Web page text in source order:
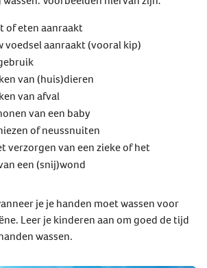
of eten aanraakt
voedsel aanraakt (vooral kip)
van (huis)dieren
van afval
van een baby
of neussnuiten
verzorgen van een zieke of het
een (snij)wond
je je handen moet wassen voor
Leer je kinderen aan om goed de tijd
wassen.